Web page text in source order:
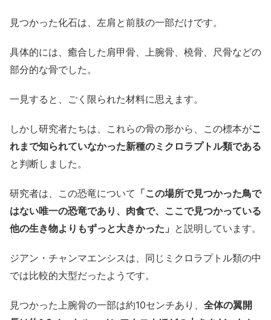
見つかった化石は、左肩と前肢の一部だけです。
具体的には、癒合した肩甲骨、上腕骨、橈骨、尺骨などの
部分的な骨でした。
一見すると、ごく限られた材料に思えます。
しかし研究者たちは、これらの骨の形から、この標本がこ
れまで知られていなかった新種のミクロラプトル類である
と判断しました。
研究者は、この恐竜について 「この場所で見つかった鳥で
はない唯一の恐竜であり、肉食で、ここで見つかっている
他の生き物よりもずっと大きかった」 と説明しています。
ジアン・チャンマエンシスは、同じミクロラプトル類の中
では比較的大型だったようです。
見つかった上腕骨の一部は約10センチあり、 全体の翼開